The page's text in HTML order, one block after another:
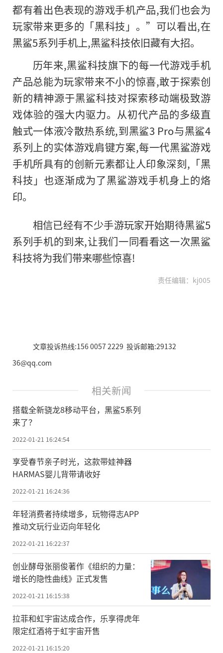
都有着出色表现的游戏手机产品,我们也会为
玩家带来更多的 「黑科技」。”可以看出,在
黑鲨5系列手机上,黑鲨科技依旧藏有大招。
历年来,黑鲨科技旗下的每一代游戏手机
产品总能为玩家带来不小的惊喜,敢于探索创
新的精神源于黑鲨科技对探索移动端极致游
戏体验的强大内驱力。从初代产品的多级直
触式一体液冷散热系统,到黑鲨3 Pro与黑鲨4
系列上的实体游戏肩键方案,每一代黑鲨游戏
手机所具有的创新元素都让人印象深刻,「黑
科技」也逐渐成为了黑鲨游戏手机身上的烙
印。
相信已经有不少手游玩家开始期待黑鲨5
系列手机的到来,让我们一同看看这一次黑鲨
科技将为我们带来哪些惊喜!
责任编辑：kj005
文章投诉热线:156 0057 2229 投诉邮箱:29132
36@qq.com
相关新闻
搭载全新骁龙8移动平台，黑鲨5系列
来了？
2022-01-21 16:24:54
享受春节亲子时光，这款带娃神器
HARMAS婴儿背带请收好
2022-01-21 16:24:36
年轻消费者持续增多，玩物得志APP
推动文玩行业迈向年轻化
2022-01-21 16:22:37
创业酵母张丽俊著作《组织的力量：
增长的隐性曲线》正式发售
2022-01-21 16:15:38
拉菲和虹宇宙达成合作，乐享得虎年
限定红酒将于虹宇宙开售
2022-01-21 16:15:20